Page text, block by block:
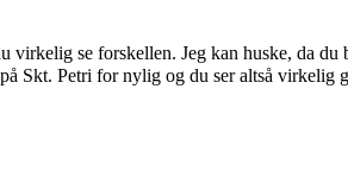
virkelig se forskellen. Jeg kan huske, da
Skt. Petri for nylig og du ser altså